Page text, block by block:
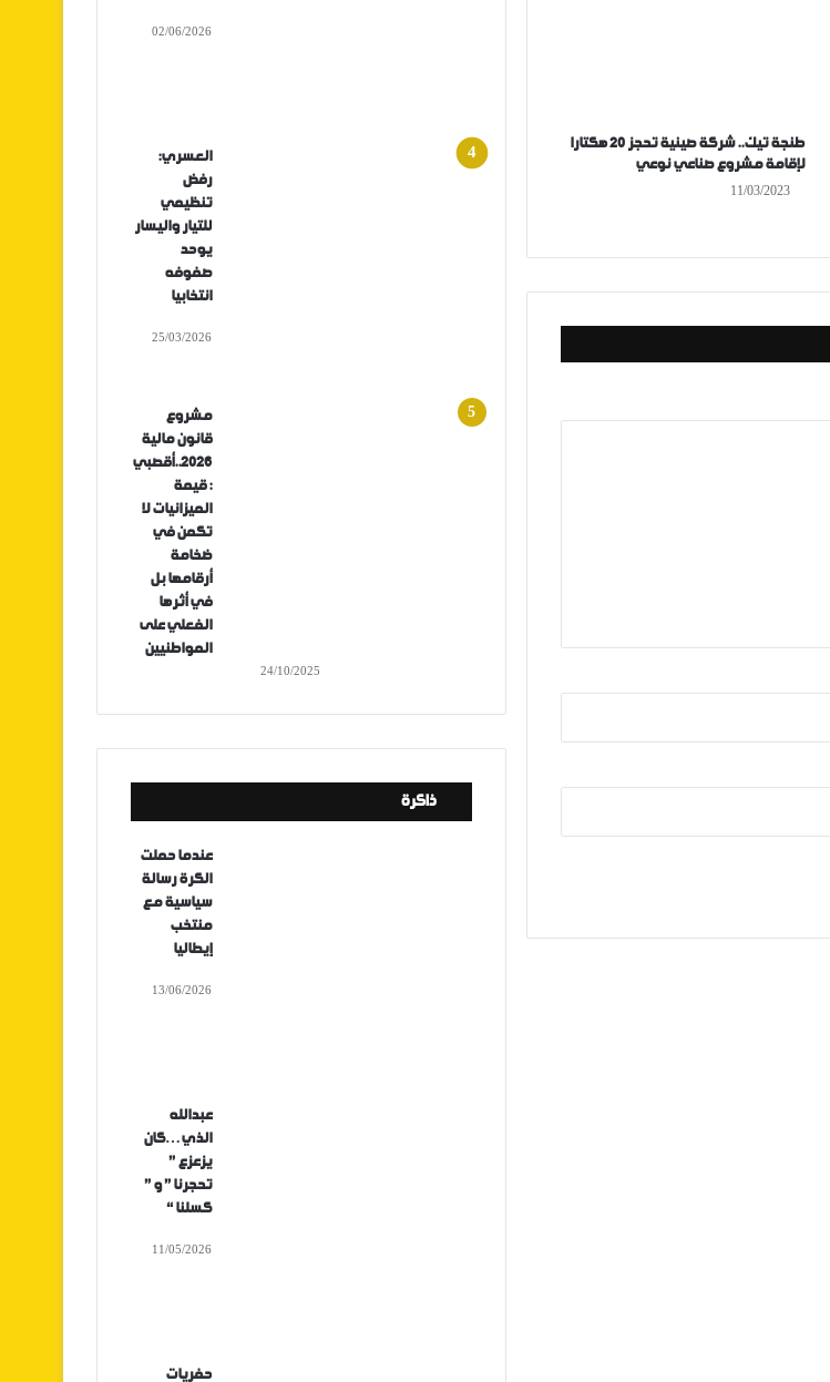
طنجة تيك.. شركة صينية تحجز 20 هكتارا
لإقامة مشروع صناعي نوعي
11/03/2023
02/06/2026
العسري:
رفض
تنظيمي
للتيار واليسار
يوحد
صفوفه
انتخابيا
25/03/2026
مشروع
قانون مالية
2026..أقصبي
: قيمة
الميزانيات لا
تكمن في
ضخامة
أرقامها بل
في أثرها
الفعلي على
المواطنيين
24/10/2025
ذاكرة
عندما حملت
الكرة رسالة
سياسية مع
منتخب
إيطاليا
13/06/2026
عبدالله
الذي…كان
يزعزع ”
تحجرنا ” و ”
كسلنا “
11/05/2026
حفريات